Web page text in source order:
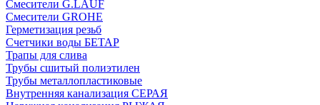
Смесители G.LAUF
Смесители GROHE
Герметизация резьб
Счетчики воды БЕТАР
Трапы для слива
Трубы сшитый полиэтилен
Трубы металлопластиковые
Внутренняя канализация СЕРАЯ